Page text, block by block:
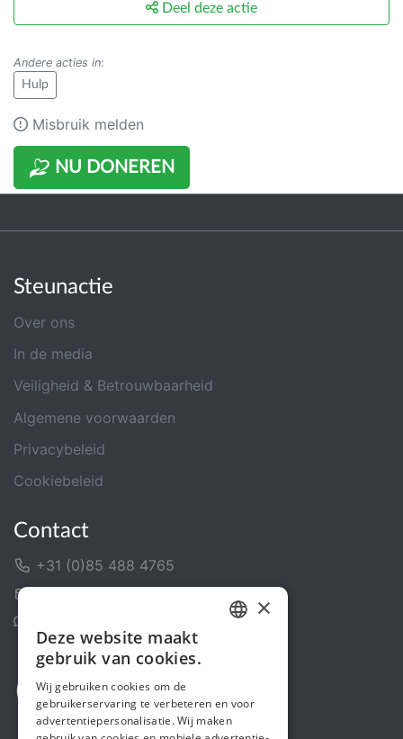
NU DONEREN
Deel deze actie
Andere acties in:
Hulp
Misbruik melden
Steunactie
Over ons
In de media
Veiligheid & Betrouwbaarheid
Algemene voorwaarden
Privacybeleid
Cookiebeleid
Contact
+31 (0)85 488 4765
ENGLISH
×
Deze website maakt
gebruik van cookies.
Wij gebruiken cookies om de
gebruikerservaring te verbeteren en voor
advertentiepersonalisatie. Wij maken